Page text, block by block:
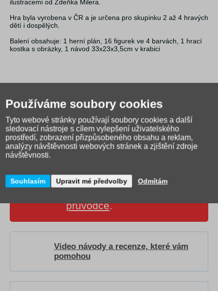
ilustracemi od Zdeňka Milera.
Hra byla vyrobena v ČR a je určena pro skupinku 2 až 4 hravých
dětí i dospělých.
Balení obsahuje: 1 herní plán, 16 figurek ve 4 barvách, 1 hrací
kostka s obrázky, 1 návod 33x23x3,5cm v krabici
Jak správně vybrat školní
průvodce.
Video návody a recenze, které vám
pomohou
Používáme soubory cookies
Tyto webové stránky používají soubory cookies a další
sledovací nástroje s cílem vylepšení uživatelského
prostředí, zobrazení přizpůsobeného obsahu a reklam,
analýzy návštěvnosti webových stránek a zjištění zdroje
návštěvnosti.
Souhlasím Upravit mé předvolby Odmítám